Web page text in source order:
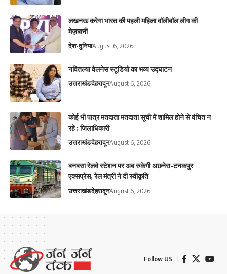
लखनऊ करेगा भारत की पहली महिला वॉलीबॉल लीग की
मेज़बानी
देश-दुनियाAugust 6, 2026
नवितल्या वेलनेस स्टूडियो का भव्य उद्घाटन
उत्तराखंडदेहरादूनAugust 6, 2026
कोई भी पात्र मतदाता मतदाता सूची में शामिल होने से वंचित न
रहे : जिलाधिकारी
उत्तराखंडदेहरादूनAugust 6, 2026
बनबसा रेलवे स्टेशन पर अब रुकेगी अछनेरा-टनकपुर
एक्सप्रेस, रेल मंत्री ने दी स्वीकृति
उत्तराखंडदेहरादूनAugust 6, 2026
Follow US